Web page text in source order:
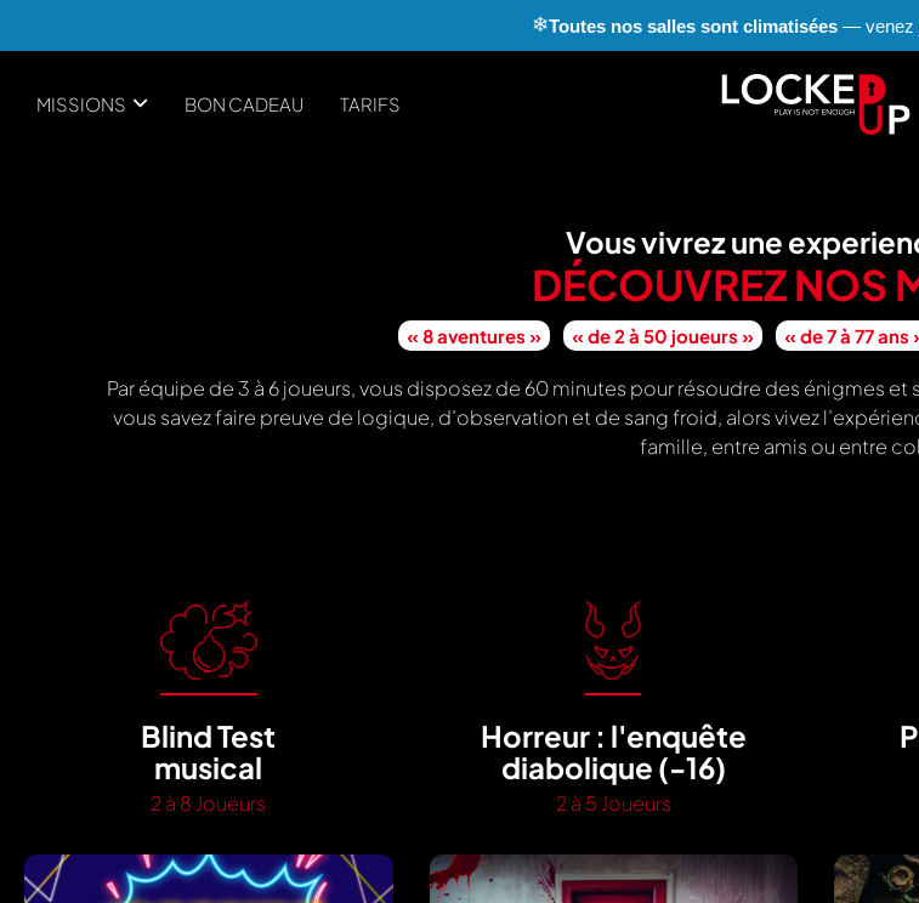
MISSIONS BON CADEAU TARIFS
Vous vivrez une
DÉCOUVREZ NOS
« 8 aventures » « de 2 à 50 joueurs » « de 7 à 77 ans
Par équipe de 3 à 6 joueurs, vous disposez de 60 minutes pour résoudre des énigmes
vous savez faire preuve de logique, d’observation et de sang froid, alors vivez
famille, entre amis ou entre
Blind Test
musical
2 à 8 Joueurs
Horreur : l'enquête
diabolique (-16)
2 à 5 Joueurs
❄Toutes nos salles sont climatisées— venez